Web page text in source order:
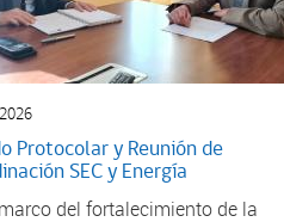
Protocolar y Reunión de
SEC y Energía
del fortalecimiento de la